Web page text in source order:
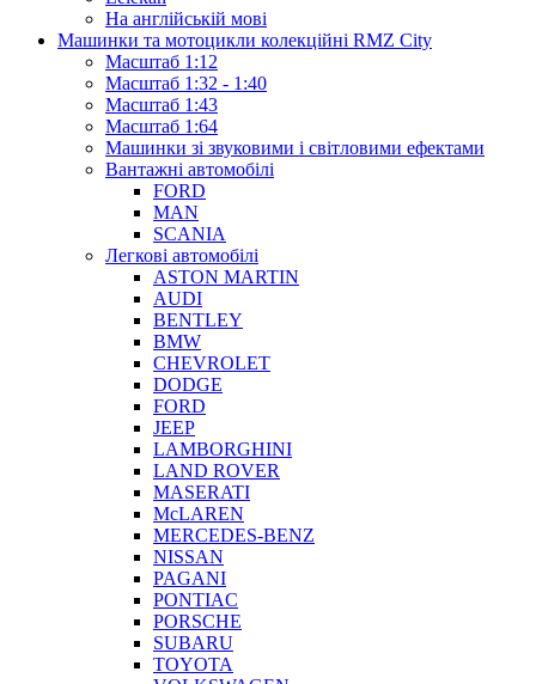
На англійській мові
Машинки та мотоцикли колекційні RMZ City
Масштаб 1:12
Масштаб 1:32 - 1:40
Масштаб 1:43
Масштаб 1:64
Машинки зі звуковими і світловими ефектами
Вантажні автомобілі
FORD
MAN
SCANIA
Легкові автомобілі
ASTON MARTIN
AUDI
BENTLEY
BMW
CHEVROLET
DODGE
FORD
JEEP
LAMBORGHINI
LAND ROVER
MASERATI
McLAREN
MERCEDES-BENZ
NISSAN
PAGANI
PONTIAC
PORSCHE
SUBARU
TOYOTA